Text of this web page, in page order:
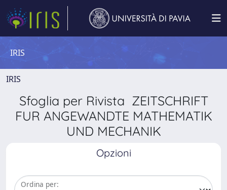
IRIS
IRIS
Sfoglia per Rivista ZEITSCHRIFT
FUR ANGEWANDTE MATHEMATIK
UND MECHANIK
Opzioni
Ordina per: